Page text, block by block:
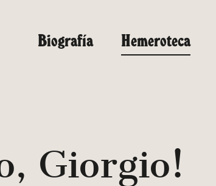
Biografía Hemeroteca
Giorgio!